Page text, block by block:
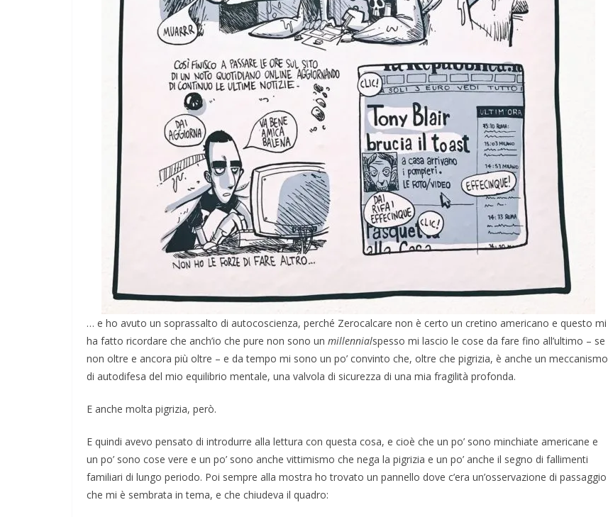
… e ho avuto un soprassalto di autocoscienza, perché Zerocalcare non è certo un cretino americano e questo mi
ha fatto ricordare che anch’io che pure non sono un millennialspesso mi lascio le cose da fare fino all’ultimo – se
non oltre e ancora più oltre – e da tempo mi sono un po’ convinto che, oltre che pigrizia, è anche un meccanismo
di autodifesa del mio equilibrio mentale, una valvola di sicurezza di una mia fragilità profonda.
E anche molta pigrizia, però.
E quindi avevo pensato di introdurre alla lettura con questa cosa, e cioè che un po’ sono minchiate americane e
un po’ sono cose vere e un po’ sono anche vittimismo che nega la pigrizia e un po’ anche il segno di fallimenti
familiari di lungo periodo. Poi sempre alla mostra ho trovato un pannello dove c’era un’osservazione di passaggio
che mi è sembrata in tema, e che chiudeva il quadro: